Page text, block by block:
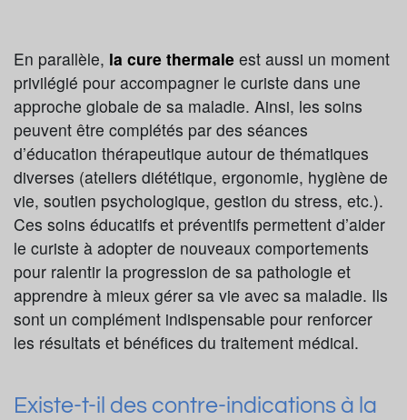
En parallèle, la cure thermale est aussi un moment
privilégié pour accompagner le curiste dans une
approche globale de sa maladie. Ainsi, les soins
peuvent être complétés par des séances
d’éducation thérapeutique autour de thématiques
diverses (ateliers diététique, ergonomie, hygiène de
vie, soutien psychologique, gestion du stress, etc.).
Ces soins éducatifs et préventifs permettent d’aider
le curiste à adopter de nouveaux comportements
pour ralentir la progression de sa pathologie et
apprendre à mieux gérer sa vie avec sa maladie. Ils
sont un complément indispensable pour renforcer
les résultats et bénéfices du traitement médical.
Existe-t-il des contre-indications à la